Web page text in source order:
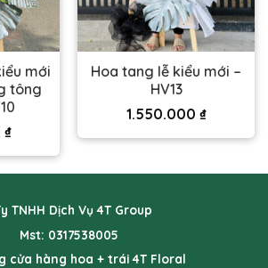
mới
tông
₫
Hoa tang lễ kiểu mới –
HV13
1.550.000 ₫
TNHH Dịch Vụ 4T Group
Mst: 0317538005
cửa hàng hoa + trái 4T Floral